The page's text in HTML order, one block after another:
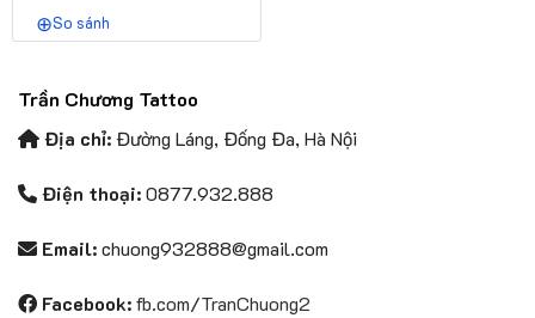
Các
tùy
có
được
trên
So sánh
Trần Chương Tattoo
Địa chỉ: Đường Láng, Đống Đa, Hà Nội
Điện thoại:0877.932.888
Email:chuong932888@gmail.com
Facebook:fb.com/TranChuong2